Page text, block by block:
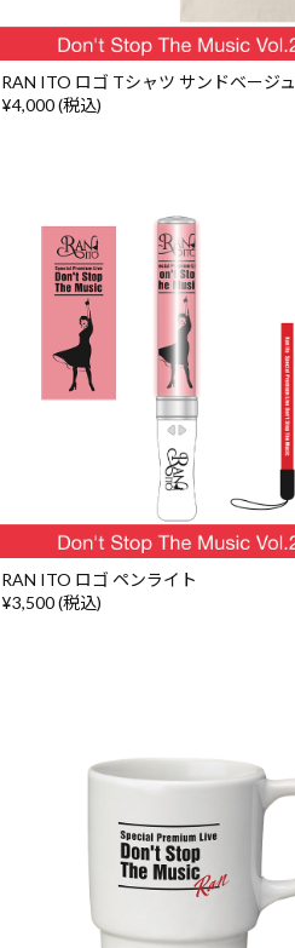
RAN ITO ロゴ Tシャツ サンドベージュ
¥4,000 (税込)
RAN ITO ロゴ ペンライト
¥3,500 (税込)